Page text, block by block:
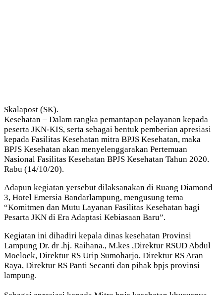
Skalapost (SK).
Kesehatan – Dalam rangka pemantapan pelayanan kepada
peserta JKN-KIS, serta sebagai bentuk pemberian apresiasi
kepada Fasilitas Kesehatan mitra BPJS Kesehatan, maka
BPJS Kesehatan akan menyelenggarakan Pertemuan
Nasional Fasilitas Kesehatan BPJS Kesehatan Tahun 2020.
Rabu (14/10/20).
Adapun kegiatan yersebut dilaksanakan di Ruang Diamond
3, Hotel Emersia Bandarlampung, mengusung tema
“Komitmen dan Mutu Layanan Fasilitas Kesehatan bagi
Pesarta JKN di Era Adaptasi Kebiasaan Baru”.
Kegiatan ini dihadiri kepala dinas kesehatan Provinsi
Lampung Dr. dr .hj. Raihana., M.kes ,Direktur RSUD Abdul
Moeloek, Direktur RS Urip Sumoharjo, Direktur RS Aran
Raya, Direktur RS Panti Secanti dan pihak bpjs provinsi
lampung.